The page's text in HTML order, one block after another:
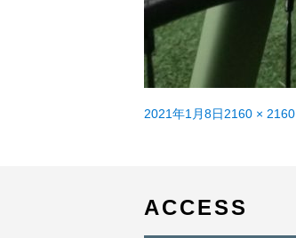
投
2021年1月8日フ
2160 × 2160
ゲ
ー
ACCESS